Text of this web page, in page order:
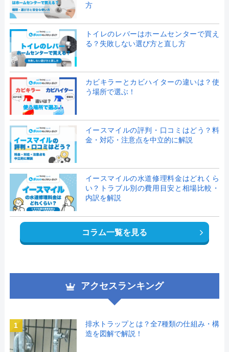
方
トイレのレバーはホームセンターで買え
る？失敗しない選び方と直し方
カビキラーとカビハイターの違いは？使
う場所で選ぶ！
イースマイルの評判・口コミはどう？料
金・対応・注意点を中立的に解説
イースマイルの水道修理料金はどれくら
い？トラブル別の費用目安と相場比較・
内訳を解説
コラム一覧を見る
アクセスランキング
1
排水トラップとは？全7種類の仕組み・構
造を図解で解説！